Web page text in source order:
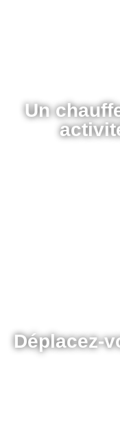
Un
Déplacez-